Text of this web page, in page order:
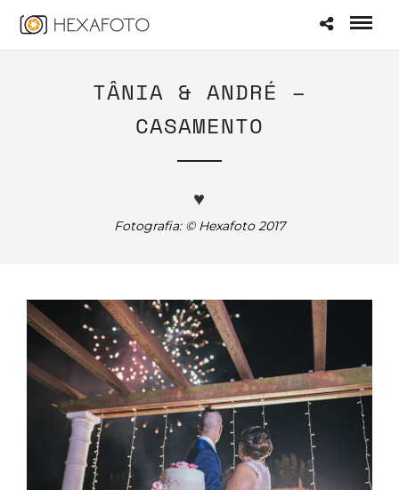
TÂNIA & ANDRÉ –
CASAMENTO
♥
Fotografia: © Hexafoto 2017